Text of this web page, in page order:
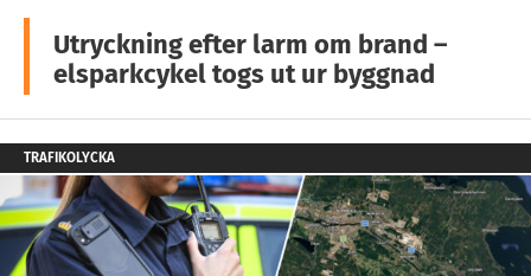
Utryckning efter larm om brand –
elsparkcykel togs ut ur byggnad
TRAFIKOLYCKA